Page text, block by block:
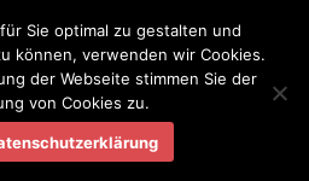
Sie optimal zu gestalten und
können, verwenden wir Cookies.
der Webseite stimmen Sie der
von Cookies zu.